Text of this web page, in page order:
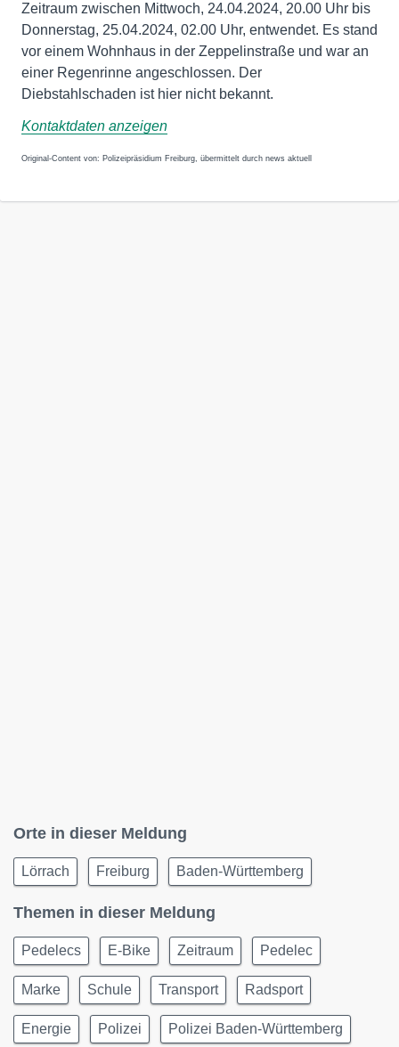
Zeitraum zwischen Mittwoch, 24.04.2024, 20.00 Uhr bis
Donnerstag, 25.04.2024, 02.00 Uhr, entwendet. Es stand
vor einem Wohnhaus in der Zeppelinstraße und war an
einer Regenrinne angeschlossen. Der
Diebstahlschaden ist hier nicht bekannt.
Kontaktdaten anzeigen
Original-Content von: Polizeipräsidium Freiburg, übermittelt durch news aktuell
Orte in dieser Meldung
Lörrach Freiburg Baden-Württemberg
Themen in dieser Meldung
Pedelecs E-Bike Zeitraum Pedelec
Marke Schule Transport Radsport
Energie Polizei Polizei Baden-Württemberg